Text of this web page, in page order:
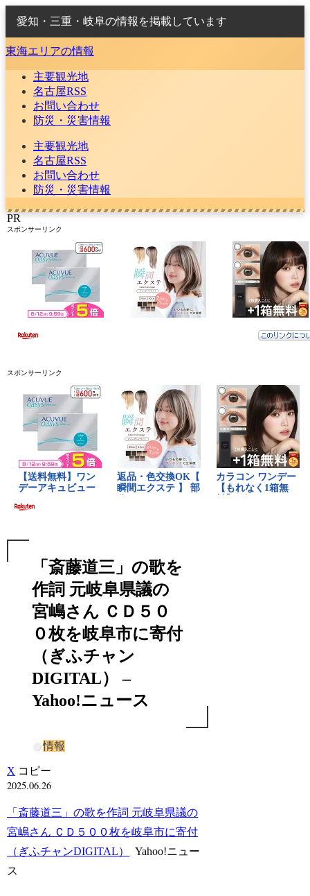
愛知・三重・岐阜の情報を掲載しています
東海エリアの情報
主要観光地
名古屋RSS
お問い合わせ
防災・災害情報
主要観光地
名古屋RSS
お問い合わせ
防災・災害情報
PR
スポンサーリンク
スポンサーリンク
「斎藤道三」の歌を
作詞 元岐阜県議の
宮嶋さん ＣＤ５０
０枚を岐阜市に寄付
（ぎふチャン
DIGITAL） –
Yahoo!ニュース
情報
X コピー
2025.06.26
「斎藤道三」の歌を作詞 元岐阜県議の
宮嶋さん ＣＤ５００枚を岐阜市に寄付
（ぎふチャンDIGITAL）
Yahoo!ニュー
ス